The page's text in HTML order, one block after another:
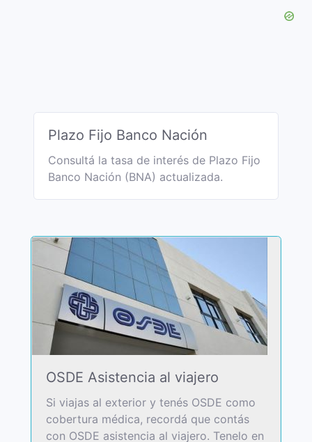
Plazo Fijo Banco Nación
Consultá la tasa de interés de Plazo Fijo
Banco Nación (BNA) actualizada.
OSDE Asistencia al viajero
Si viajas al exterior y tenés OSDE como
cobertura médica, recordá que contás
con OSDE asistencia al viajero. Tenelo en